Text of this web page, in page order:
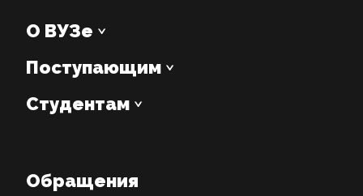
О ВУЗе
Поступающим
Студентам
Обращения